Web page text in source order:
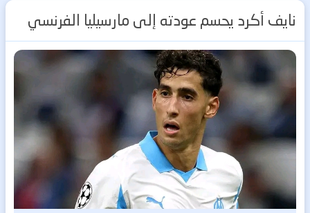
نايف أكرد يحسم عودته إلى مارسيليا الفرنسي